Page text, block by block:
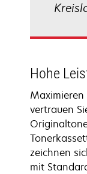
Hohe
Maximieren
vertrauen
zeichnen
mit